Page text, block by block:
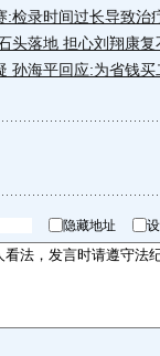
:检录时间过长导致治
头落地 担心刘翔康复
孙海平回应:为省钱买
隐藏地址